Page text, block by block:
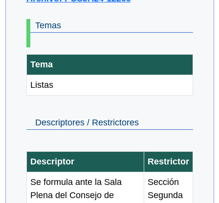
Temas
Tema
Listas
Descriptores / Restrictores
Descriptor Restrictor
Se formula ante la Sala
Plena del Consejo de
Sección
Segunda